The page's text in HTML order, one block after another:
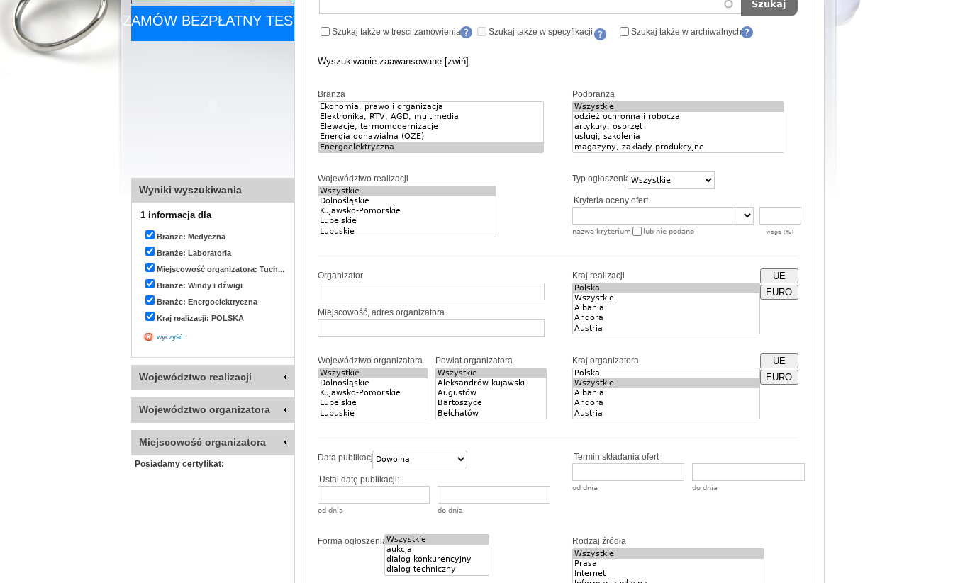
Szukaj także w treści zamówienia Szukaj także w specyfikacji Szukaj także w archiwalnych
Wyszukiwanie zaawansowane [zwiń]
Branża Podbranża
Województwo realizacji Typ ogłoszenia
Kryteria oceny ofert
nazwa kryterium waga [%]
lub nie podano
Organizator
Miejscowość, adres organizatora
Kraj realizacji
UE
EURO
Województwo organizatora Powiat organizatora Kraj organizatora
UE
EURO
Data publikacji
Ustal datę publikacji:
od dnia do dnia
Termin składania ofert
od dnia do dnia
Forma ogłoszenia Rodzaj źródła
ZAMÓW BEZPŁATNY TEST
Wyniki wyszukiwania
1 informacja dla
Branże: Medyczna
Branże: Laboratoria
Miejscowość organizatora: Tuch...
Branże: Windy i dźwigi
Branże: Energoelektryczna
Kraj realizacji: POLSKA
wyczyść
Województwo realizacji
Województwo organizatora
Miejscowość organizatora
Posiadamy certyfikat: